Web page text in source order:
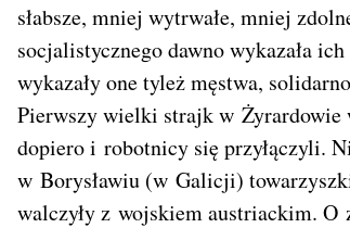
słabsze, mniej wytrwałe, mniej
socjalistycznego dawno wykazała
wykazały one tyleż męstwa,
Pierwszy wielki strajk w Żyrardowie
dopiero i robotnicy się przyłączyli.
w Borysławiu (w Galicji)
walczyły z wojskiem austriackim. O